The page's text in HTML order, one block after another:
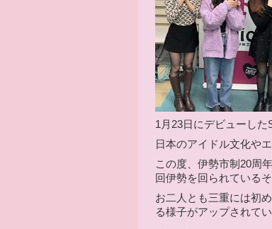
1月23日にデビューした
日本のアイドル文化や
この度、伊勢市制20周
回伊勢を回られているそ
お二人とも三重には初
る様子がアップされて